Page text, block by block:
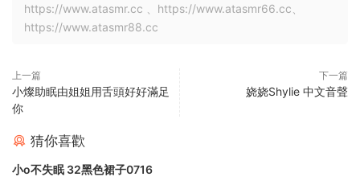
https://www.atasmr.cc 、https://www.atasmr66.cc、
https://www.atasmr88.cc
上一篇
小燦助眠由姐姐用舌頭好好滿足
你
下一篇
娆娆Shylie 中文音聲
猜你喜歡
小o不失眠 32黑色裙子0716